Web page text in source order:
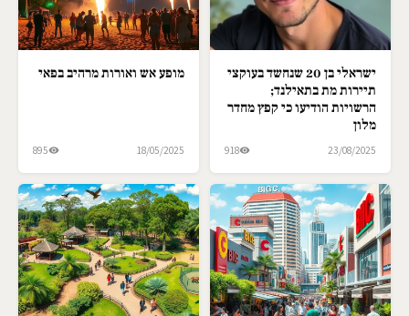
ישראלי בן 20 שנחשד בעוקצי
תיירות מת בתאילנד;
הרשויות הודיעו כי קפץ מחדר
מלון
23/08/2025
918
מופע אש ואורות מרהיב בפאי
18/05/2025
895